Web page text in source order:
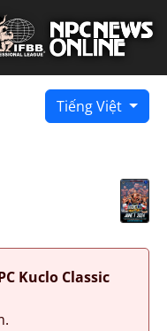
Tiếng Việt
Kuclo Classic